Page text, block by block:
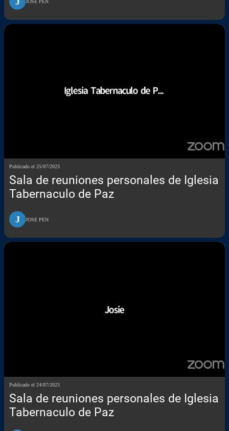
JOSE PEN
Publicado el 25/07/2023
Sala de reuniones personales de Iglesia
Tabernaculo de Paz
J JOSE PEN
Publicado el 24/07/2023
Sala de reuniones personales de Iglesia
Tabernaculo de Paz